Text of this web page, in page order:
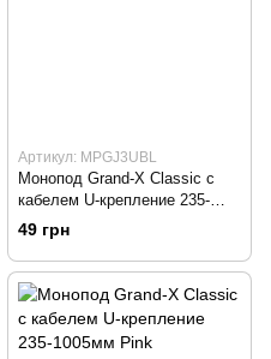
Артикул: MPGJ3UBL
Монопод Grand-X Classic c
кабелем U-крепление 235-
1005мм Blue
49 грн